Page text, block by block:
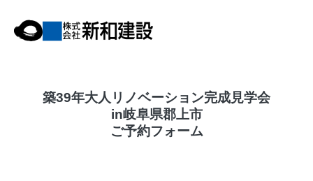
築39年大人リノベーション完成見学会
in岐阜県郡上市
ご予約フォーム